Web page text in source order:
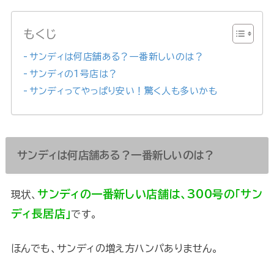
もくじ
サンディは何店舗ある？一番新しいのは？
サンディの1号店は？
サンディってやっぱり安い！驚く人も多いかも
サンディは何店舗ある？一番新しいのは？
現状、 サンディの一番新しい店舗は、300号の「サン
ディ長居店」です。
ほんでも、サンディの増え方ハンパありません。